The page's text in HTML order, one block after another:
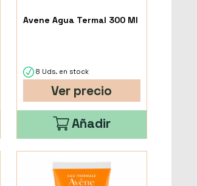
Avene Agua Termal 300 Ml
8 Uds. en stock
Ver precio
Añadir